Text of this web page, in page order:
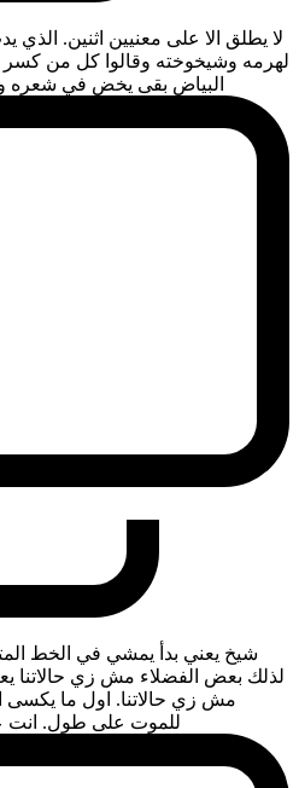
لا يطلق الا على معنيين اثنين.
لهرمه وشيخوخته وقالوا كل من كسر
البياض بقى يخض في شعره
شيخ يعني بدأ يمشي في الخط
لذلك بعض الفضلاء مش زي حالاتنا
مش زي حالاتنا. اول ما يكسى
للموت على طول. انت